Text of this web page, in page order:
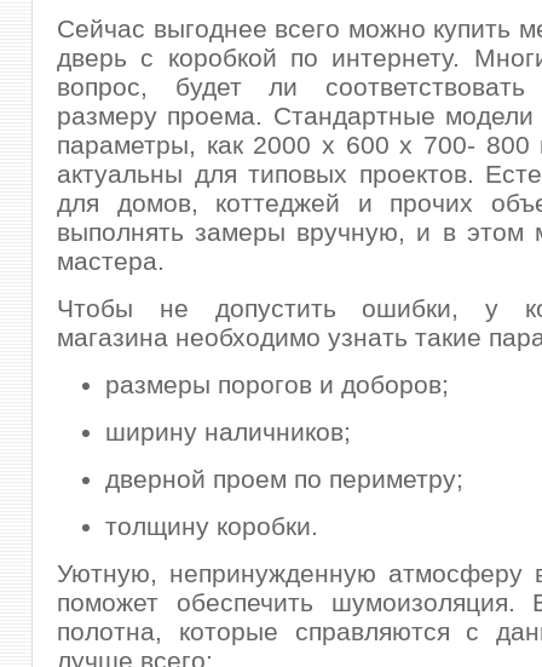
Сейчас выгоднее всего можно купить
дверь с коробкой по интернету.
вопрос, будет ли соответствовать
размеру проема. Стандартные
параметры, как 2000 х 600 х 700-
актуальны для типовых проектов.
для домов, коттеджей и прочих
выполнять замеры вручную, и в этом
мастера.
Чтобы не допустить ошибки, у
магазина необходимо узнать такие
размеры порогов и доборов;
ширину наличников;
дверной проем по периметру;
толщину коробки.
Уютную, непринужденную атмосферу
поможет обеспечить шумоизоляция.
полотна, которые справляются с
лучше всего: